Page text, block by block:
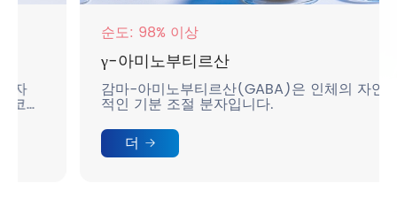
순도: 98% 이상
γ-아미노부티르산
감마-아미노부티르산(GABA)은 인체의 자연
적인 기분 조절 분자입니다.